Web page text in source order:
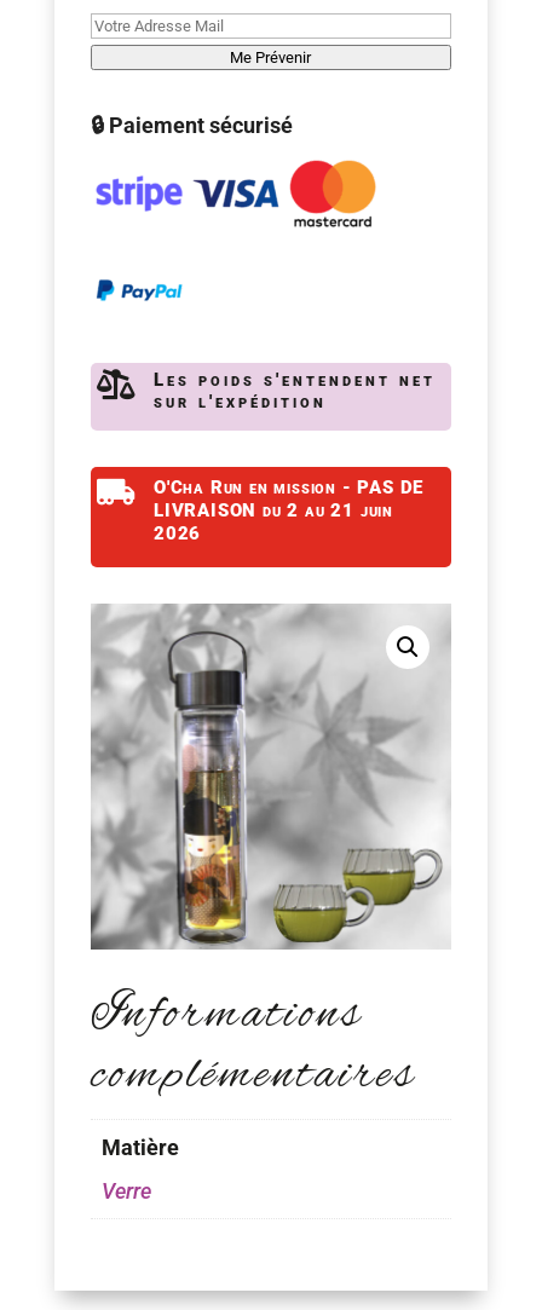
Me Prévenir
🔒 Paiement sécurisé

Les poids s'entendent net
sur l'expédition

O'Cha Run en mission - PAS DE
LIVRAISON du 2 au 21 juin
2026
Informations
complémentaires
Matière
Verre